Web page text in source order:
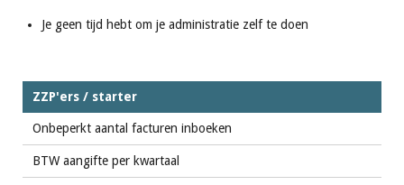
Je geen tijd hebt om je administratie zelf te doen
ZZP'ers / starter
Onbeperkt aantal facturen inboeken
BTW aangifte per kwartaal